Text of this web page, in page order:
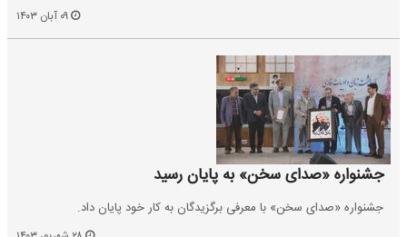
جشنواره «صدای سخن» به پایان رسید
جشنواره «صدای سخن» با معرفی برگزیدگان به کار خود پایان داد.